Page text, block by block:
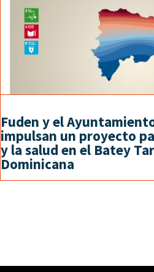
Fuden y el
impulsan un proyecto
y la salud en el Batey
Dominicana